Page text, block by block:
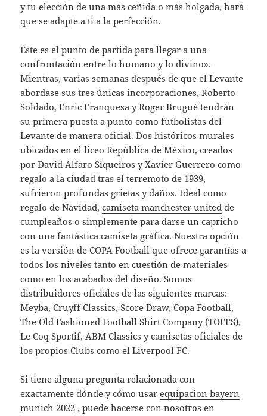
y tu elección de una más ceñida o más holgada, hará
que se adapte a ti a la perfección.
Éste es el punto de partida para llegar a una
confrontación entre lo humano y lo divino».
Mientras, varias semanas después de que el Levante
abordase sus tres únicas incorporaciones, Roberto
Soldado, Enric Franquesa y Roger Brugué tendrán
su primera puesta a punto como futbolistas del
Levante de manera oficial. Dos históricos murales
ubicados en el liceo República de México, creados
por David Alfaro Siqueiros y Xavier Guerrero como
regalo a la ciudad tras el terremoto de 1939,
sufrieron profundas grietas y daños. Ideal como
regalo de Navidad,camiseta manchester united de
cumpleaños o simplemente para darse un capricho
con una fantástica camiseta gráfica. Nuestra opción
es la versión de COPA Football que ofrece garantías a
todos los niveles tanto en cuestión de materiales
como en los acabados del diseño. Somos
distribuidores oficiales de las siguientes marcas:
Meyba, Cruyff Classics, Score Draw, Copa Football,
The Old Fashioned Football Shirt Company (TOFFS),
Le Coq Sportif, ABM Classics y camisetas oficiales de
los propios Clubs como el Liverpool FC.
Si tiene alguna pregunta relacionada con
exactamente dónde y cómo usarequipacion bayern
munich 2022 , puede hacerse con nosotros en